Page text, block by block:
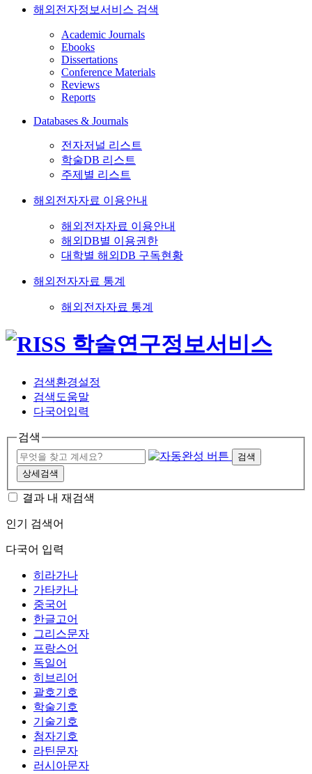
해외전자정보서비스 검색
Academic Journals
Ebooks
Dissertations
Conference Materials
Reviews
Reports
Databases & Journals
전자저널 리스트
학술DB 리스트
주제별 리스트
해외전자자료 이용안내
해외전자자료 이용안내
해외DB별 이용권한
대학별 해외DB 구독현황
해외전자자료 통계
해외전자자료 통계
검색환경설정
검색도움말
다국어입력
검색
검색
상세검색
결과 내 재검색
인기 검색어
다국어 입력
히라가나
가타카나
중국어
한글고어
그리스문자
프랑스어
독일어
히브리어
괄호기호
학술기호
기술기호
첨자기호
라틴문자
러시아문자